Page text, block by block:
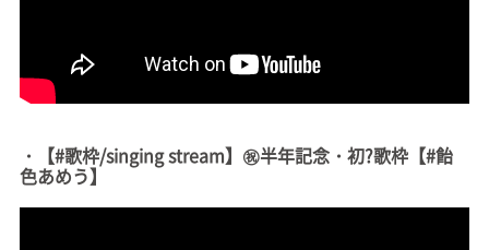
・【#歌枠/singing stream】㊗半年記念・初?歌枠【#飴
色あめう】